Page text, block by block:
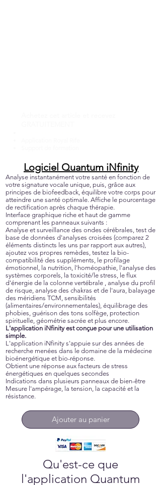
Logiciel Quantum iNfinity
Analyse instantanément votre santé en fonction de
votre signature vocale unique, puis, grâce aux
principes de biofeedback, équilibre votre corps pour
atteindre une santé optimale. Affiche le pourcentage
de rectification après chaque thérapie.
Interface graphique riche et haut de gamme
comprenant les panneaux suivants :
Analyse et surveillance des ondes cérébrales, test de
base de données d'analyses croisées (comparez 2
éléments distincts les uns par rapport aux autres),
ajoutez vos propres remèdes, testez la bio-
compatibilité des suppléments, le profilage
émotionnel, la nutrition, l'homéopathie, l'analyse des
systèmes corporels, la toxicité/le stress, le flux
d'énergie de la colonne vertébrale , analyse du profil
de risque, analyse des chakras et de l'aura, balayage
des méridiens TCM, sensibilités
(alimentaires/environnementales), équilibrage des
phobies, guérison des tons solfège, protection
spirituelle, géométrie sacrée et plus encore.
L'application iNfinity est conçue pour une utilisation
simple.
L'application iNfinity s'appuie sur des années de
recherche menées dans le domaine de la médecine
bioénergétique et bio-réponse.
Obtient une réponse aux facteurs de stress
énergétiques en quelques secondes
Indications dans plusieurs panneaux de bien-être
Mesure l'ampérage, la tension, la capacité et la
résistance.
Ajouter au panier
Qu'est-ce que
l'application Quantum